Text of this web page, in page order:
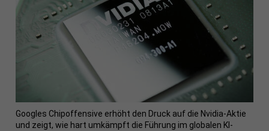
Googles Chipoffensive erhöht den Druck auf die Nvidia-Aktie
und zeigt, wie hart umkämpft die Führung im globalen KI-